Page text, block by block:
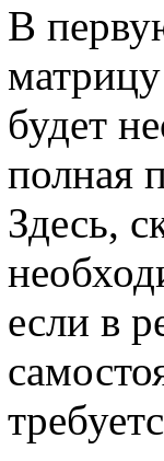
В
будет
полная
Здесь,
если в